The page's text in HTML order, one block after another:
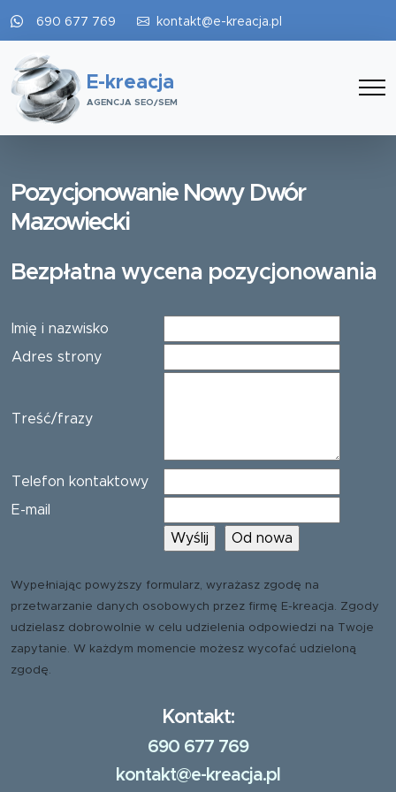
690 677 769 kontakt@e-kreacja.pl
E-kreacja
AGENCJA SEO/SEM
Pozycjonowanie Nowy Dwór
Mazowiecki
Bezpłatna wycena pozycjonowania
Imię i nazwisko
Adres strony
Treść/frazy
Telefon kontaktowy
E-mail
Wypełniając powyższy formularz, wyrażasz zgodę na
przetwarzanie danych osobowych przez firmę E-kreacja. Zgody
udzielasz dobrowolnie w celu udzielenia odpowiedzi na Twoje
zapytanie. W każdym momencie możesz wycofać udzieloną
zgodę.
Kontakt:
690 677 769
kontakt@e-kreacja.pl